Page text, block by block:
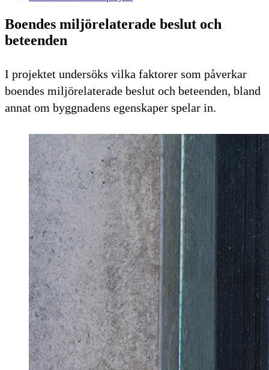
Boendes miljörelaterade beslut och
beteenden
I projektet undersöks vilka faktorer som påverkar
boendes miljörelaterade beslut och beteenden, bland
annat om byggnadens egenskaper spelar in.